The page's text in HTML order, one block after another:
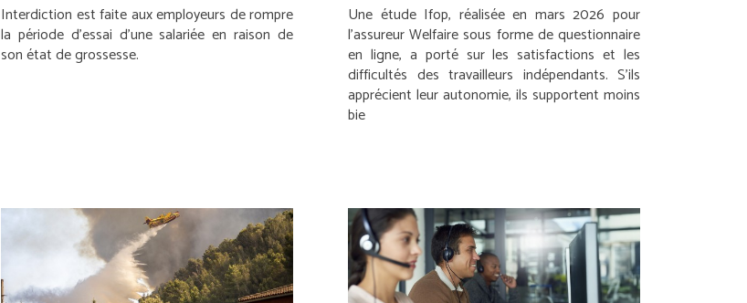
Interdiction est faite aux employeurs de rompre
la période d’essai d’une salariée en raison de
son état de grossesse.
Une étude Ifop, réalisée en mars 2026 pour
l’assureur Welfaire sous forme de questionnaire
en ligne, a porté sur les satisfactions et les
difficultés des travailleurs indépendants. S’ils
apprécient leur autonomie, ils supportent moins
bie